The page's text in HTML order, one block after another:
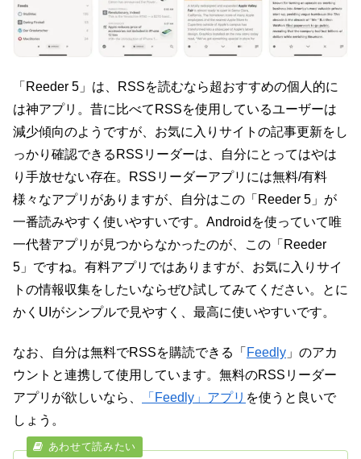
「Reeder 5」は、RSSを読むなら超おすすめの個人的に
は神アプリ。昔に比べてRSSを使用しているユーザーは
減少傾向のようですが、お気に入りサイトの記事更新をし
っかり確認できるRSSリーダーは、自分にとってはやは
り手放せない存在。RSSリーダーアプリには無料/有料
様々なアプリがありますが、自分はこの「Reeder 5」が
一番読みやすく使いやすいです。Androidを使っていて唯
一代替アプリが見つからなかったのが、この「Reeder
5」ですね。有料アプリではありますが、お気に入りサイ
トの情報収集をしたいならぜひ試してみてください。とに
かくUIがシンプルで見やすく、最高に使いやすいです。
なお、自分は無料でRSSを購読できる「 Feedly 」のアカ
ウントと連携して使用しています。無料のRSSリーダー
アプリが欲しいなら、
「Feedly」アプリ を使うと良いで
しょう。